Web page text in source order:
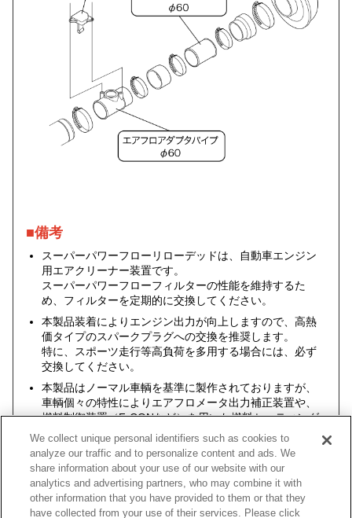
■備考
スーパーパワーフローリローデッドは、自動車エンジン
用エアクリーナー装置です。
スーパーパワーフローフィルターの性能を維持するた
め、フィルターを定期的に交換してください。
本製品装着によりエンジン出力が向上しますので、高熱
価タイプのスパークプラグへの交換を推奨します。
特に、スポーツ走行等高負荷を多用する場合には、必ず
交換してください。
本製品はノーマル車輌を基準に製作されておりますが、
車輌個々の特性によりエアフロメータ出力補正装置や、
燃料制御装置（F-CONなど）を用いた燃料セッティング
が必要になる場合もあります。
車種 型式 エンジン
We collect unique personal identifiers such as cookies to
analyze our traffic and to personalize content and ads. We
share information about your use of our website with our
analytics and advertising partners, who may combine it with
other information that you have provided to them or that they
have collected from your use of their services. Please click